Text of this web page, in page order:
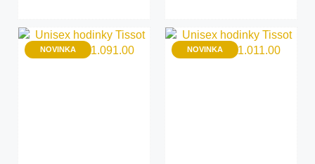
NOVINKA NOVINKA